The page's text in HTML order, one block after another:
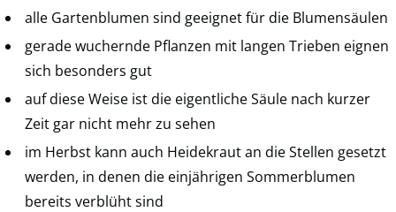
alle Gartenblumen sind geeignet für die Blumensäulen
gerade wuchernde Pflanzen mit langen Trieben eignen
sich besonders gut
auf diese Weise ist die eigentliche Säule nach kurzer
Zeit gar nicht mehr zu sehen
im Herbst kann auch Heidekraut an die Stellen gesetzt
werden, in denen die einjährigen Sommerblumen
bereits verblüht sind